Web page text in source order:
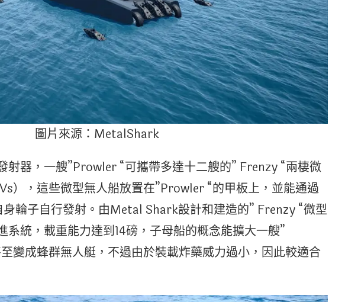
圖片來源：MetalShark
射器，一艘”Prowler “可攜帶多達十二艘的” Frenzy “兩棲微
），這些微型無人船放置在”Prowler “的甲板上，並能通過
輪子自行發射。由Metal Shark設計和建造的” Frenzy “微型
系統，載重能力達到14磅，子母船的概念能擴大一艘”
變成蜂群無人艇，不過由於裝載炸藥威力過小，因此較適合